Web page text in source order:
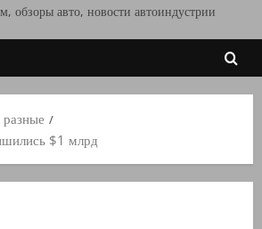
обзоры авто, новости автоиндустрии
$1 млрд